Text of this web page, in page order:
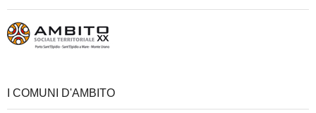
I COMUNI D'AMBITO